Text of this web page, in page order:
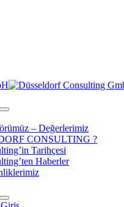
– Değerlerimiz
CONSULTING ?
Tarihçesi
Haberler